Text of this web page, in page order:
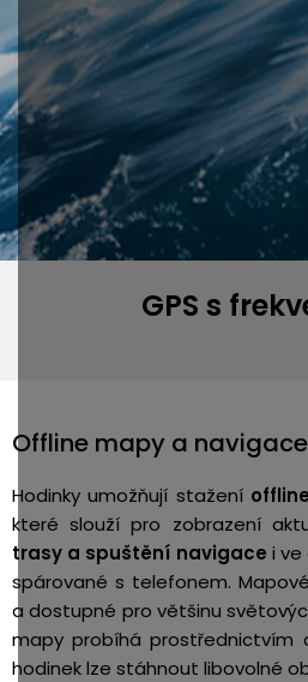
GPS s
Offline mapy a navigace
Hodinky umožňují stažení
které slouží pro zobrazení
trasy a spuštění navigace i ve
spárované s telefonem.
a dostupné pro většinu
mapy probíhá prostřednictvím
hodinek lze stáhnout libovolné